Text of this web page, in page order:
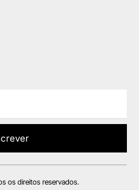
os direitos reservados.